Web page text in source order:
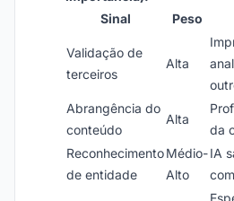
Sinal
Peso
Validação de
terceiros
Alta
Abrangência do
conteúdo
Alta
da
Reconhecimento
de entidade
Médio-
Alto
IA